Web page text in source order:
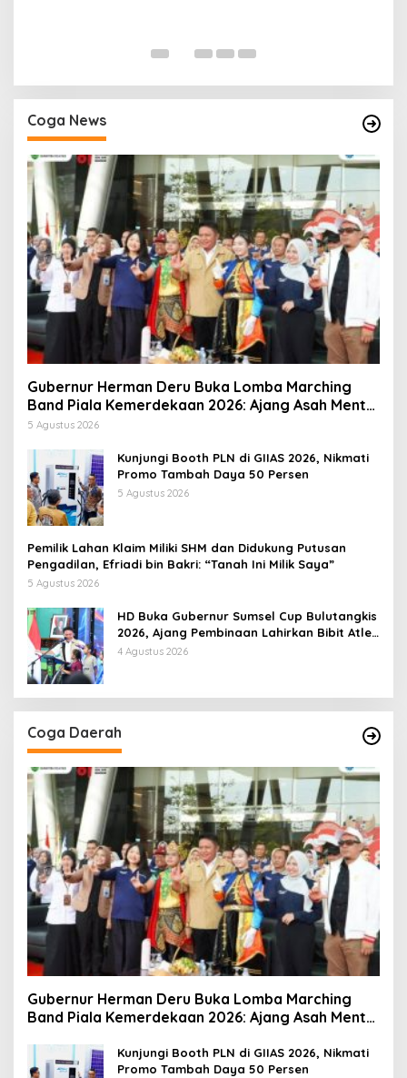
Coga News
Gubernur Herman Deru Buka Lomba Marching
Band Piala Kemerdekaan 2026: Ajang Asah Mental
dan Kedisiplinan Generasi Muda
5 Agustus 2026
Kunjungi Booth PLN di GIIAS 2026, Nikmati
Promo Tambah Daya 50 Persen
5 Agustus 2026
Pemilik Lahan Klaim Miliki SHM dan Didukung Putusan
Pengadilan, Efriadi bin Bakri: “Tanah Ini Milik Saya”
5 Agustus 2026
HD Buka Gubernur Sumsel Cup Bulutangkis
2026, Ajang Pembinaan Lahirkan Bibit Atlet
Baru
4 Agustus 2026
Coga Daerah
Gubernur Herman Deru Buka Lomba Marching
Band Piala Kemerdekaan 2026: Ajang Asah Mental
Kunjungi Booth PLN di GIIAS 2026, Nikmati
Promo Tambah Daya 50 Persen